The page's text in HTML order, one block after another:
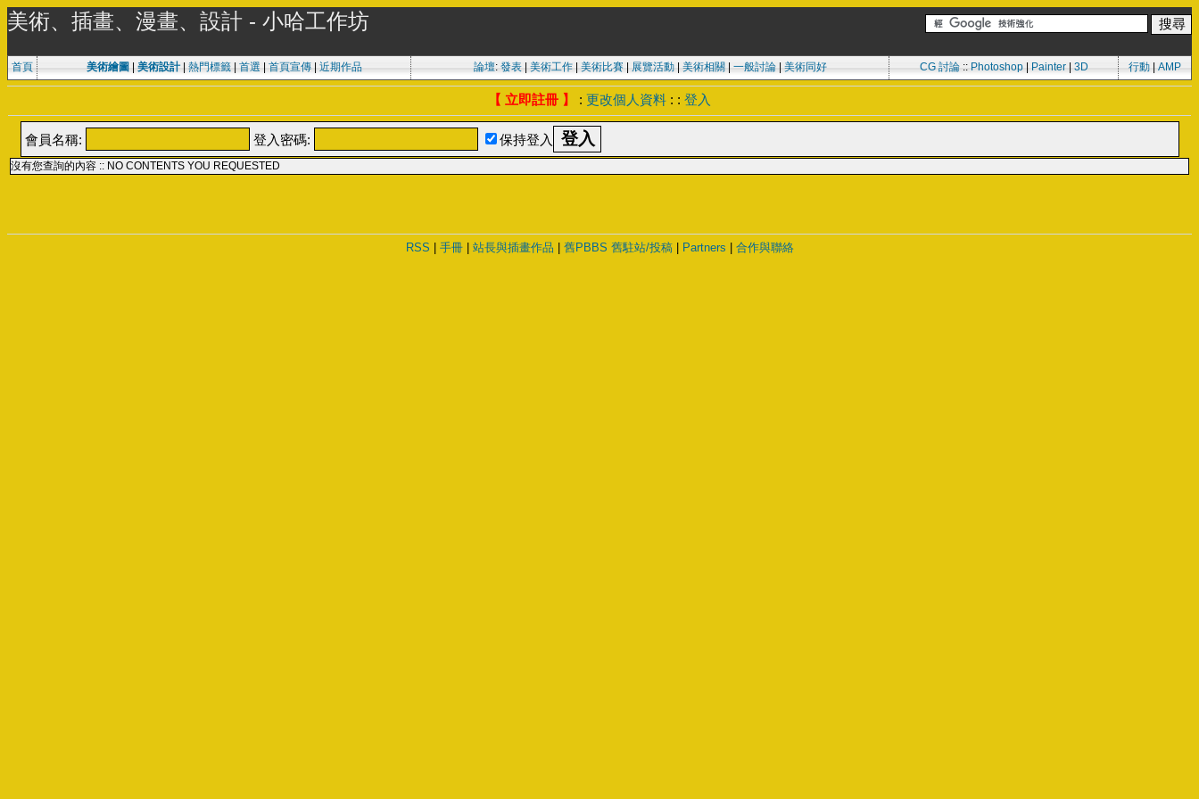
美術、插畫、漫畫、設計 - 小哈工作坊
首頁 美術繪圖 美術設計| 熱門標籤| 首選 首頁宣傳| 近期作品 論壇: 發表| 美術工作| 美術比賽| 展覽活動| 美術相關 一般討論| 美術同好 CG 討論:: Photoshop| Painter| 3D 行動 AMP
【 立即註冊 】 : 更改個人資料 : : 登入
會員名稱: 登入密碼: 保持登入
沒有您查詢的內容 :: NO CONTENTS YOU REQUESTED
RSS 手冊| 站長與插畫作品 舊PBBS 舊駐站/投稿| Partners 合作與聯絡